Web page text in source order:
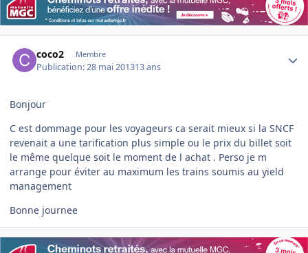
coco2 Membre
Publication:28 mai 201313 ans
Bonjour
C est dommage pour les voyageurs ca serait mieux si la SNCF
revenait a une tarification plus simple ou le prix du billet soit
le même quelque soit le moment de l achat . Perso je m
arrange pour éviter au maximum les trains soumis au yield
management
Bonne journee